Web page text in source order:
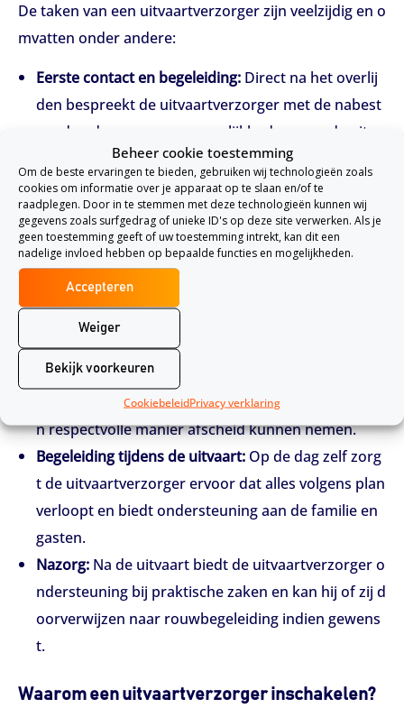
Beheer cookie toestemming
Om de beste ervaringen te bieden, gebruiken wij technologieën zoals
cookies om informatie over je apparaat op te slaan en/of te
raadplegen. Door in te stemmen met deze technologieën kunnen wij
gegevens zoals surfgedrag of unieke ID's op deze site verwerken. Als je
geen toestemming geeft of uw toestemming intrekt, kan dit een
nadelige invloed hebben op bepaalde functies en mogelijkheden.
Accepteren
Weiger
Bekijk voorkeuren
CookiebeleidPrivacy verklaring
De taken van een uitvaartverzorger zijn veelzijdig en o
mvatten onder andere:
Eerste contact en begeleiding: Direct na het overlij
den bespreekt de uitvaartverzorger met de nabest
aanden de wensen en mogelijkheden voor de uitva
Administratieve ondersteuning: Het regelen van off
iciële documenten zoals de overlijdensakte en het
doen van aangifte bij de gemeente.
Organisatie van de uitvaart:
emonie, inclusief locatie, datum, tijdstip, muziek, s
prekers, bloemen en catering.
Verzorging van de overledene:
pbaren van het lichaam, eventueel met behulp van
restauratie en make-up, zodat nabestaanden op ee
n respectvolle manier afscheid kunnen nemen.
Begeleiding tijdens de uitvaart: Op de dag zelf zorg
t de uitvaartverzorger ervoor dat alles volgens plan
verloopt en biedt ondersteuning aan de familie en
gasten.
Nazorg: Na de uitvaart biedt de uitvaartverzorger o
ndersteuning bij praktische zaken en kan hij of zij d
oorverwijzen naar rouwbegeleiding indien gewens
t.
Waarom een uitvaartverzorger inschakelen?